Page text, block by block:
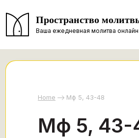
Пространство
Ваша ежедневная молитва онлайн
Home Мф 5, 43-48
Мф 5, 43-